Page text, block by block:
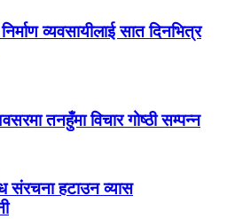
व्यवसायीलाई सात दिनभित्र
तनहुँमा विचार गोष्ठी सम्पन्न
संरचना हटाउन व्यास